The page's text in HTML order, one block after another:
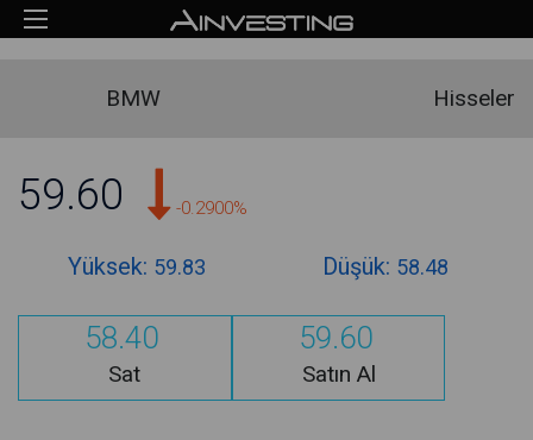
BMW Hisseler
59.60 -0.2900%
Yüksek: 59.83 Düşük: 58.48
58.40
Sat
59.60
Satın Al